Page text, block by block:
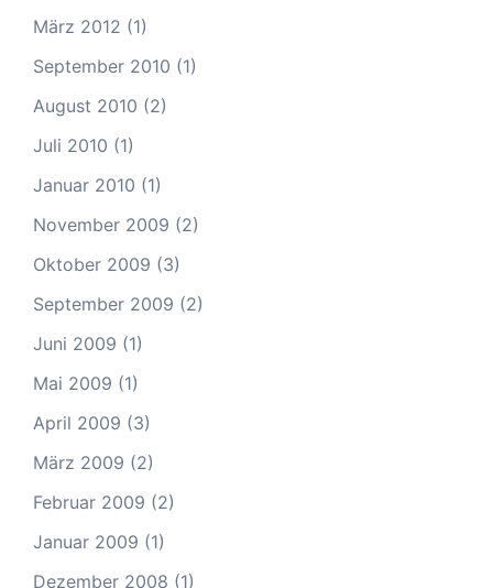
März 2012 (1)
September 2010 (1)
August 2010 (2)
Juli 2010 (1)
Januar 2010 (1)
November 2009 (2)
Oktober 2009 (3)
September 2009 (2)
Juni 2009 (1)
Mai 2009 (1)
April 2009 (3)
März 2009 (2)
Februar 2009 (2)
Januar 2009 (1)
Dezember 2008 (1)